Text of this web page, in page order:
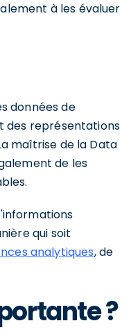
à les évaluer
données de
des représentations
maîtrise de la Data
de les
qui soit
analytiques, de
?